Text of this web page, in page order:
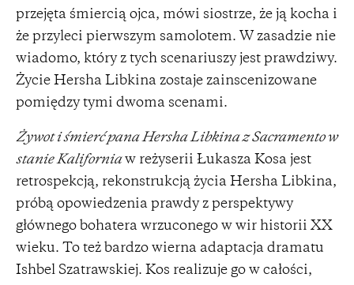
przejęta śmiercią ojca, mówi siostrze, że ją kocha i
że przyleci pierwszym samolotem. W zasadzie nie
wiadomo, który z tych scenariuszy jest prawdziwy.
Życie Hersha Libkina zostaje zainscenizowane
pomiędzy tymi dwoma scenami.
Żywot i śmierć pana Hersha Libkina z Sacramento w
stanie Kaliforniaw reżyserii Łukasza Kosa jest
retrospekcją, rekonstrukcją życia Hersha Libkina,
próbą opowiedzenia prawdy z perspektywy
głównego bohatera wrzuconego w wir historii XX
wieku. To też bardzo wierna adaptacja dramatu
Ishbel Szatrawskiej. Kos realizuje go w całości,